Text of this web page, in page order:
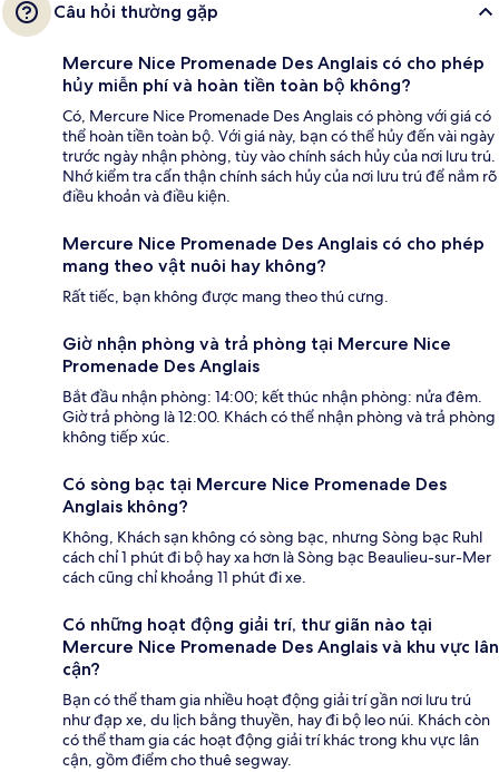
Câu hỏi thường gặp
Mercure Nice Promenade Des Anglais có cho phép
hủy miễn phí và hoàn tiền toàn bộ không?
Có, Mercure Nice Promenade Des Anglais có phòng với giá có
thể hoàn tiền toàn bộ. Với giá này, bạn có thể hủy đến vài ngày
trước ngày nhận phòng, tùy vào chính sách hủy của nơi lưu trú.
Nhớ kiểm tra cẩn thận chính sách hủy của nơi lưu trú để nắm rõ
điều khoản và điều kiện.
Mercure Nice Promenade Des Anglais có cho phép
mang theo vật nuôi hay không?
Rất tiếc, bạn không được mang theo thú cưng.
Giờ nhận phòng và trả phòng tại Mercure Nice
Promenade Des Anglais
Bắt đầu nhận phòng: 14:00; kết thúc nhận phòng: nửa đêm.
Giờ trả phòng là 12:00. Khách có thể nhận phòng và trả phòng
không tiếp xúc.
Có sòng bạc tại Mercure Nice Promenade Des
Anglais không?
Không, Khách sạn không có sòng bạc, nhưng Sòng bạc Ruhl
cách chỉ 1 phút đi bộ hay xa hơn là Sòng bạc Beaulieu-sur-Mer
cách cũng chỉ khoảng 11 phút đi xe.
Có những hoạt động giải trí, thư giãn nào tại
Mercure Nice Promenade Des Anglais và khu vực lân
cận?
Bạn có thể tham gia nhiều hoạt động giải trí gần nơi lưu trú
như đạp xe, du lịch bằng thuyền, hay đi bộ leo núi. Khách còn
có thể tham gia các hoạt động giải trí khác trong khu vực lân
cận, gồm điểm cho thuê segway.